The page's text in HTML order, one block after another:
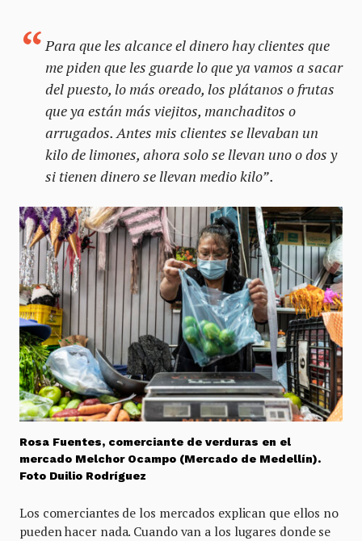
Para que les alcance el dinero hay clientes que
me piden que les guarde lo que ya vamos a sacar
del puesto, lo más oreado, los plátanos o frutas
que ya están más viejitos, manchaditos o
arrugados. Antes mis clientes se llevaban un
kilo de limones, ahora solo se llevan uno o dos y
si tienen dinero se llevan medio kilo” .
Rosa Fuentes, comerciante de verduras en el
mercado Melchor Ocampo (Mercado de Medellín).
Foto Duilio Rodríguez
Los comerciantes de los mercados explican que ellos no
pueden hacer nada. Cuando van a los lugares donde se